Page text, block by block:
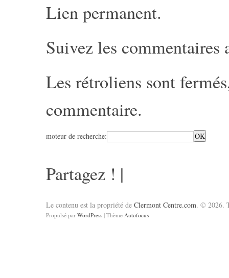
Lien permanent.
Suivez les commentaires
Les rétroliens sont
commentaire.
moteur de recherche:
Partagez ! |
Le contenu est la propriété de Clermont Centre.com. © 2026.
Propulsé par WordPress | Thème Autofocus